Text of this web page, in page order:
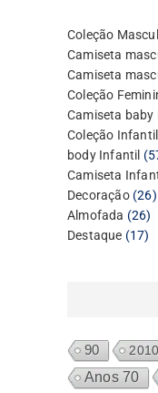
Coleção
Camiseta
Camiseta
Coleção
Camiseta baby
Coleção Infantil
body Infantil
Camiseta
Decoração 26
Almofada 2626
Destaque 1717
90 2010
Anos 70